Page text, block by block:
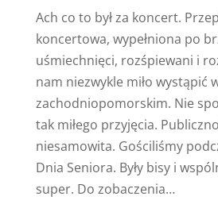
Ach co to był za koncert.
koncertowa, wypełniona po
uśmiechnięci, rozśpiewani i
nam niezwykle miło wystąpić
zachodniopomorskim. Nie
tak miłego przyjęcia.
niesamowita. Gościliśmy
Dnia Seniora. Były bisy i
super. Do zobaczenia…